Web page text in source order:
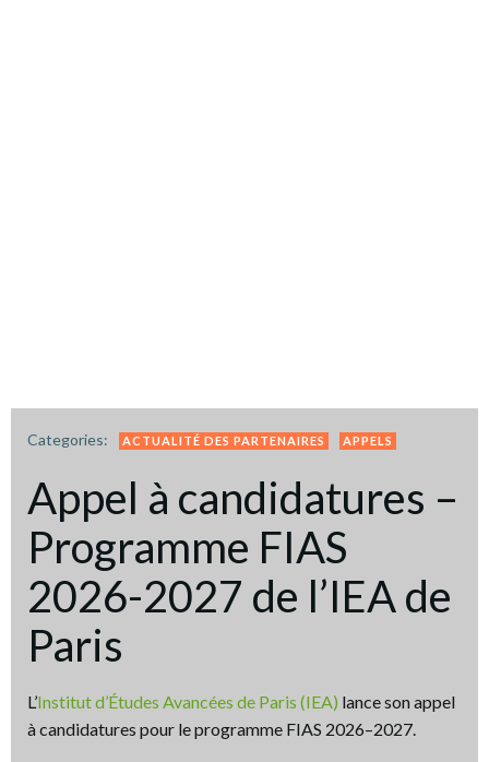
Categories: ACTUALITÉ DES PARTENAIRES APPELS
Appel à candidatures –
Programme FIAS
2026-2027 de l’IEA de
Paris
L’Institut d’Études Avancées de Paris (IEA) lance son appel
à candidatures pour le programme FIAS 2026–2027.